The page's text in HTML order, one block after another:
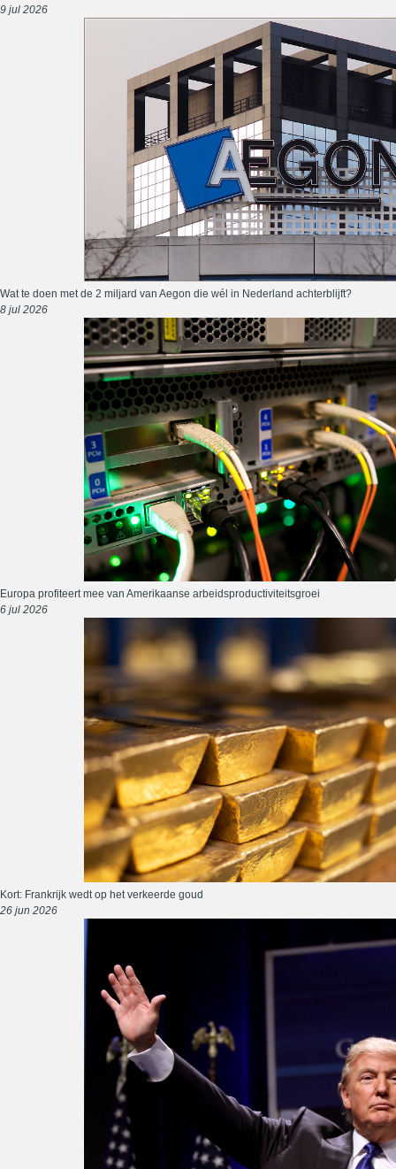
9 jul 2026
Wat te doen met de 2 miljard van Aegon die wél in Nederland achterblijft?
8 jul 2026
Europa profiteert mee van Amerikaanse arbeidsproductiviteitsgroei
6 jul 2026
Kort: Frankrijk wedt op het verkeerde goud
26 jun 2026